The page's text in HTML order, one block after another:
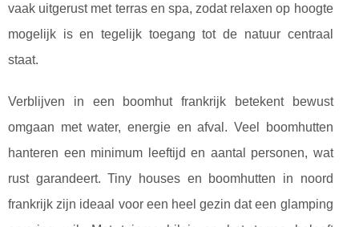
vaak uitgerust met terras en spa, zodat relaxen op hoogte
mogelijk is en tegelijk toegang tot de natuur centraal
staat.
Verblijven in een boomhut frankrijk betekent bewust
omgaan met water, energie en afval. Veel boomhutten
hanteren een minimum leeftijd en aantal personen, wat
rust garandeert. Tiny houses en boomhutten in noord
frankrijk zijn ideaal voor een heel gezin dat een glamping